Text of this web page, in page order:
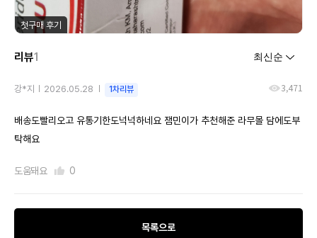
첫구매 후기
리뷰1
강*지 2026.05.28 1차리뷰 3,471
배송도빨리오고 유통기한도넉넉하네요 잼민이가 추천해준 라무몰 담에도부
탁해요
도움돼요 0
목록으로